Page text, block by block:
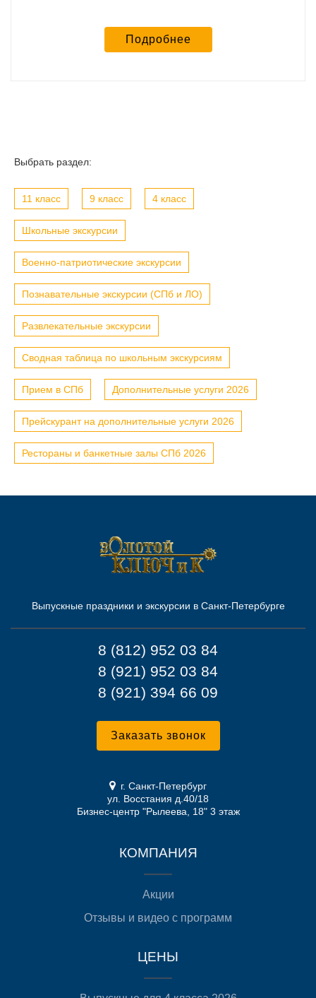
Подробнее
Выбрать раздел:
11 класс 9 класс 4 класс
Школьные экскурсии
Военно-патриотические экскурсии
Познавательные экскурсии (СПб и ЛО)
Развлекательные экскурсии
Сводная таблица по школьным экскурсиям
Прием в СПб Дополнительные услуги 2026
Прейскурант на дополнительные услуги 2026
Рестораны и банкетные залы СПб 2026
Выпускные праздники и экскурсии в Санкт-Петербурге
8 (812) 952 03 84
8 (921) 952 03 84
8 (921) 394 66 09
Заказать звонок
г. Санкт-Петербург
ул. Восстания д.40/18
Бизнес-центр "Рылеева, 18" 3 этаж
КОМПАНИЯ
Акции
Отзывы и видео с программ
ЦЕНЫ